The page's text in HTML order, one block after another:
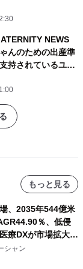
アルのOKライン
NEWS
んのための出産準
持されているユニ
育児誌や育児サ
よかった」ランキ
もっと見る
、2035年544億米
％、低侵
療DXが市場拡大を
シャン